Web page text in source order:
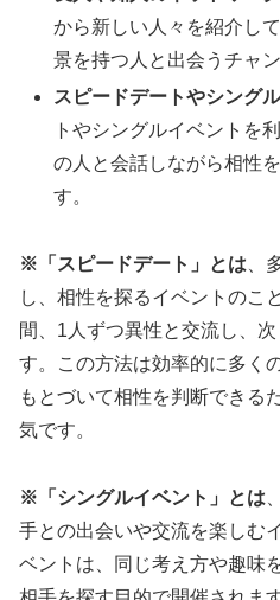
から新しい人々を紹介し
景を持つ人と出会うチャ
スピードデートやシング
トやシングルイベントを
の人と会話しながら相性
す。
※「スピードデート」とは 、
し、相性を探るイベントのこ
間、1人ずつ異性と交流し、
す。この方法は効率的に多く
もとづいて相性を判断できる
気です。
※「シングルイベント」とは
手との出会いや交流を楽しむ
ベントは、同じ考え方や趣味